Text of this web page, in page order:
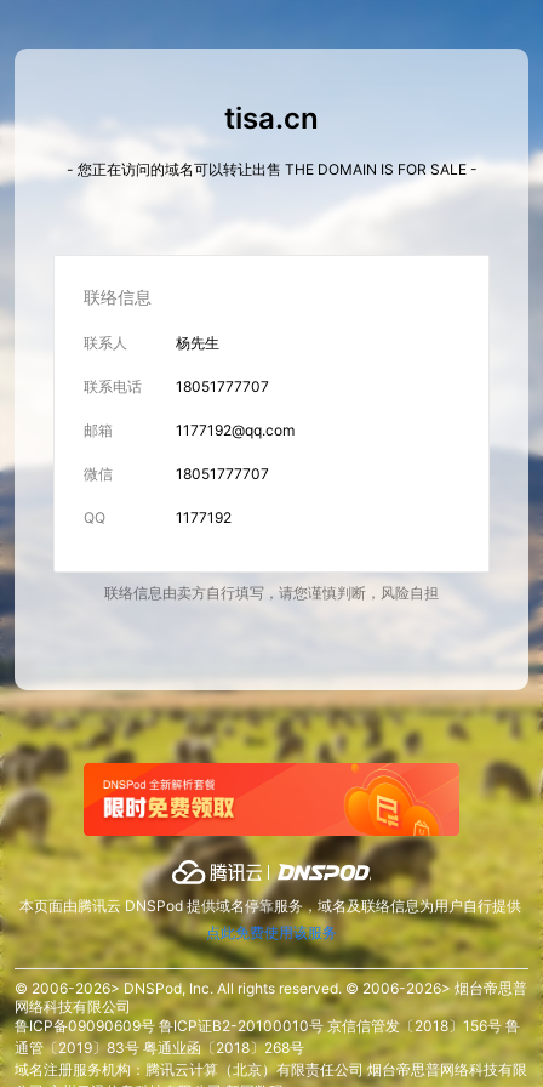
tisa.cn
- 您正在访问的域名可以转让出售 THE DOMAIN IS FOR SALE -
联络信息
联系人 杨先生
联系电话 18051777707
邮箱 1177192@qq.com
微信 18051777707
QQ 1177192
联络信息由卖方自行填写，请您谨慎判断，风险自担
本页面由腾讯云 DNSPod 提供域名停靠服务，域名及联络信息为用户自行提供
点此免费使用该服务
© 2006-2026> DNSPod, Inc. All rights reserved. © 2006-2026> 烟台帝思普
网络科技有限公司
鲁ICP备09090609号 鲁ICP证B2-20100010号 京信信管发〔2018〕156号 鲁
通管〔2019〕83号 粤通业函〔2018〕268号
域名注册服务机构：腾讯云计算（北京）有限责任公司 烟台帝思普网络科技有限